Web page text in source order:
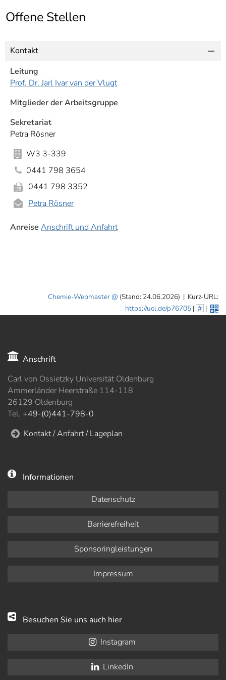
Informationen zur
Offene Stellen
Kontakt
Leitung
Prof. Dr. Jarl Ivar van der Vlugt
Mitglieder der Arbeitsgruppe
Sekretariat
Petra Rösner
W3 3-339
0441 798 3654
0441 798 3352
Petra Rösner
Anreise Anschrift und Anfahrt
Chemie-Webmaster (Stand: 24.06.2026) | Kurz-URL:
https://uol.de/p76705| # |
Anschrift
Carl von Ossietzky Universität Oldenburg
Ammerländer Heerstraße 114-118
26129 Oldenburg
Tel. +49-(0)441-798-0
Kontakt / Anfahrt / Lageplan
Informationen
Datenschutz
Barrierefreiheit
Sponsoringleistungen
Impressum
Besuchen Sie uns auch hier
Instagram
LinkedIn